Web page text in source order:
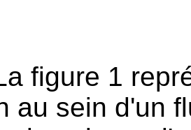
figure 1
au sein d'un